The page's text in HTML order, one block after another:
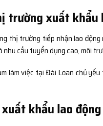
trường xuất khẩu
thị trường tiếp nhận lao động
cầu tuyển dụng cao, môi
làm việc tại Đài Loan chủ yếu
khẩu lao